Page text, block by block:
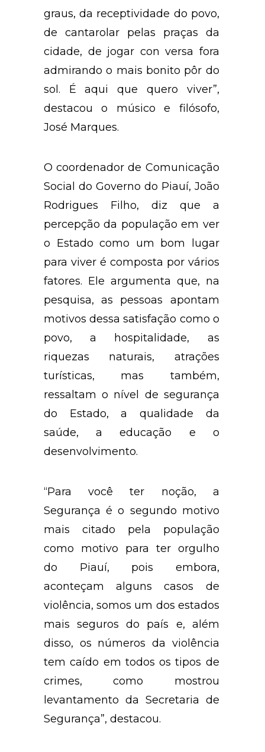
graus, da receptividade do povo,
de cantarolar pelas praças da
cidade, de jogar con versa fora
admirando o mais bonito pôr do
sol. É aqui que quero viver”,
destacou o músico e filósofo,
José Marques.
O coordenador de Comunicação
Social do Governo do Piauí, João
Rodrigues Filho, diz que a
percepção da população em ver
o Estado como um bom lugar
para viver é composta por vários
fatores. Ele argumenta que, na
pesquisa, as pessoas apontam
motivos dessa satisfação como o
povo, a hospitalidade, as
riquezas naturais, atrações
turísticas, mas também,
ressaltam o nível de segurança
do Estado, a qualidade da
saúde, a educação e o
desenvolvimento.
“Para você ter noção, a
Segurança é o segundo motivo
mais citado pela população
como motivo para ter orgulho
do Piauí, pois embora,
aconteçam alguns casos de
violência, somos um dos estados
mais seguros do país e, além
disso, os números da violência
tem caído em todos os tipos de
crimes, como mostrou
levantamento da Secretaria de
Segurança”, destacou.